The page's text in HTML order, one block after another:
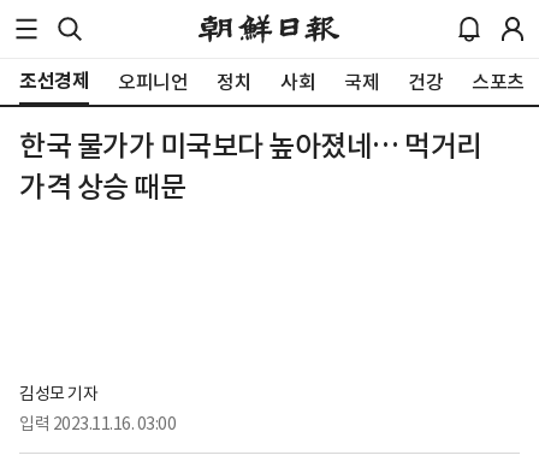
조선경제 오피니언 정치 사회 국제 건강 스포츠
한국 물가가 미국보다 높아졌네… 먹거리
가격 상승 때문
김성모 기자
입력 2023.11.16. 03:00